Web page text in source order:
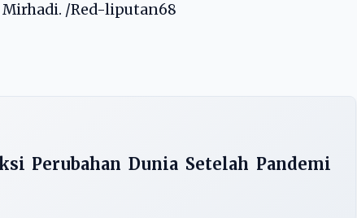
Mirhadi. /Red-liputan68
Perubahan Dunia Setelah Pandemi